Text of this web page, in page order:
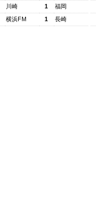
川崎 1
福岡
横浜FM 1 長崎